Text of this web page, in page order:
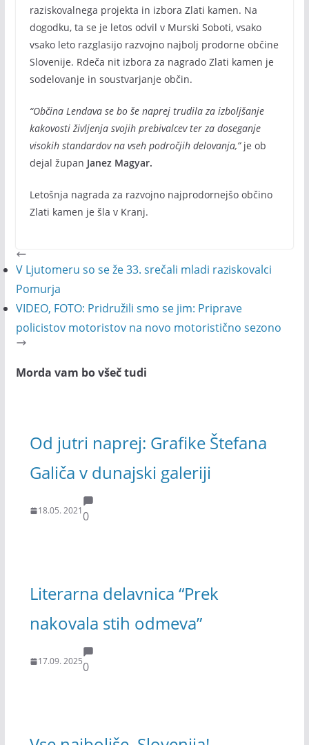
raziskovalnega projekta in izbora Zlati kamen. Na
dogodku, ta se je letos odvil v Murski Soboti, vsako
vsako leto razglasijo razvojno najbolj prodorne občine
Slovenije. Rdeča nit izbora za nagrado Zlati kamen je
sodelovanje in soustvarjanje občin.
“Občina Lendava se bo še naprej trudila za izboljšanje
kakovosti življenja svojih prebivalcev ter za doseganje
visokih standardov na vseh področjih delovanja,” je ob
dejal župan Janez Magyar.
Letošnja nagrada za razvojno najprodornejšo občino
Zlati kamen je šla v Kranj.
V Ljutomeru so se že 33. srečali mladi raziskovalci
Pomurja
VIDEO, FOTO: Pridružili smo se jim: Priprave
policistov motoristov na novo motoristično sezono
Morda vam bo všeč tudi
Od jutri naprej: Grafike Štefana
Galiča v dunajski galeriji
18.05. 20210
Literarna delavnica “Prek
nakovala stih odmeva”
17.09. 20250